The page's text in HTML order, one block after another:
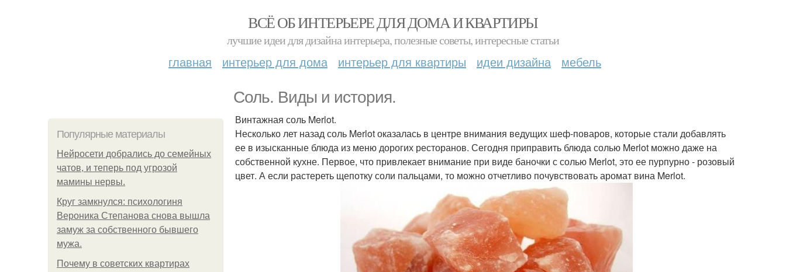
ВСЁ ОБ ИНТЕРЬЕРЕ ДЛЯ ДОМА И КВАРТИРЫ
лучшие идеи для дизайна интерьера, полезные советы, интересные статьи
главная интерьер для дома интерьер для квартиры идеи дизайна мебель
Соль. Виды и история.
Популярные материалы
Нейросети добрались до семейных
чатов, и теперь под угрозой
мамины нервы.
Круг замкнулся: психологиня
Вероника Степанова снова вышла
замуж за собственного бывшего
мужа.
Почему в советских квартирах
Винтажная соль Merlot.
Несколько лет назад соль Merlot оказалась в центре внимания ведущих шеф-поваров, которые стали добавлять
ее в изысканные блюда из меню дорогих ресторанов. Сегодня приправить блюда солью Merlot можно даже на
собственной кухне. Первое, что привлекает внимание при виде баночки с солью Merlot, это ее пурпурно - розовый
цвет. А если растереть щепотку соли пальцами, то можно отчетливо почувствовать аромат вина Merlot.